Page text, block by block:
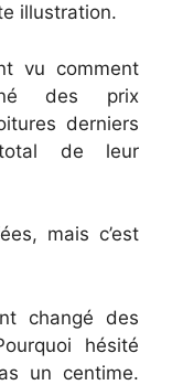
illustration.
vu comment
des prix
derniers
de leur
mais c’est
changé des
hésité
un centime.